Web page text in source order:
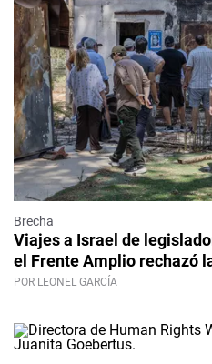
Brecha
Viajes a Israel de
el Frente Amplio rechazó
POR LEONEL GARCÍA